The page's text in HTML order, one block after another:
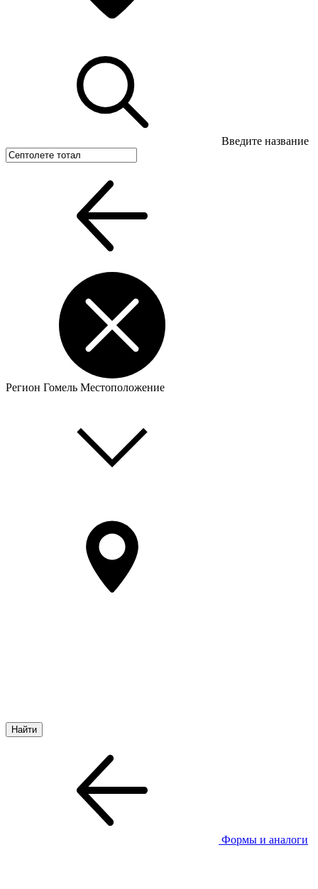
Введите название
Регион Гомель Местоположение
Формы и аналоги